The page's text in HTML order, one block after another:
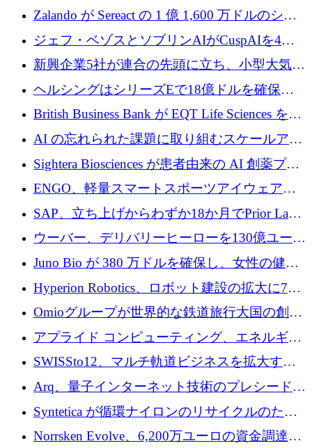
ーロを超える 60 以上のハイテク資金調達取引
Zalando が Sereact の 1 億 1,600 万ドルのシリ
ーズ B に参加し、AI を活用した倉庫自動化を
ジェフ・ベゾスとソブリンAIがCuspAIを4億
5,000万ドルの資金調達で支援
新興企業5社が連合の先頭に立ち、小型大気質
センサーをEUのクリーンエア政策の中心に据
ヘルシングはシリーズEで18億ドルを確保、
ウーバーはデリバリー・ヒーローを130億ユー
銀行を立ち上げる
British Business Bank が EQT Life Sciences を
2,500 万ユーロのコミットメントで支援
AI の忘れられた課題に取り組むスケールアッ
プを実現: カメラロール
Sightera Biosciences が患者由来の AI 創薬プラ
ットフォームを拡大するために 300 万ユーロ
のプレシードをクローズ
ENGO、軽量スマートスポーツアイウェアの
進歩のために510万ユーロを調達
SAP、立ち上げからわずか18か月でPrior Labs
を10億ユーロ以上の契約で買収
ウーバー、デリバリーヒーローを130億ユーロ
の契約で買収、99か国にまたがるプラットフ
ォームを構築
Juno Bio が 380 万ドルを確保し、女性の健康
専用の初のシーケンスラボを開設
Hyperion Robotics、ロボット建設の拡大に740
万ドルを確保
Omioグループが世界的な鉄道旅行大国の創設
を目指してRail Europeを買収
アプライド コンピューティング、エネルギー
向け基盤 AI の拡張に 2,000 万ドルを調達
SWISSto12、マルチ軌道ビジネスを拡大する
ためにシリーズCで7,000万ドルを調達
Arq、量子インターネット技術のプレシードと
して140万ドルを確保
Syntetica が循環ナイロンのリサイクルのため
にシリーズ A で 3,000 万ドルを調達
Norrsken Evolve、6,200万ユーロの資金調達